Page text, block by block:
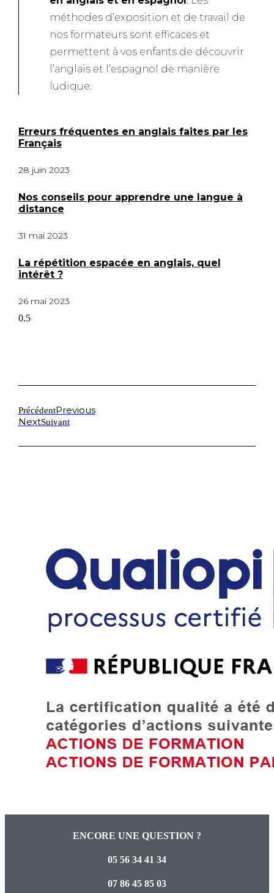
méthodes d’exposition et de travail de
nos formateurs sont efficaces et
permettent à vos enfants de découvrir
l’anglais et l’espagnol de manière
ludique.
Erreurs fréquentes en anglais faites par les
Français
28 juin 2023
Nos conseils pour apprendre une langue à
distance
31 mai 2023
La répétition espacée en anglais, quel
intérêt ?
26 mai 2023
PrécédentPrevious
NextSuivant
ENCORE UNE QUESTION ?
05 56 34 41 34
07 86 45 85 03